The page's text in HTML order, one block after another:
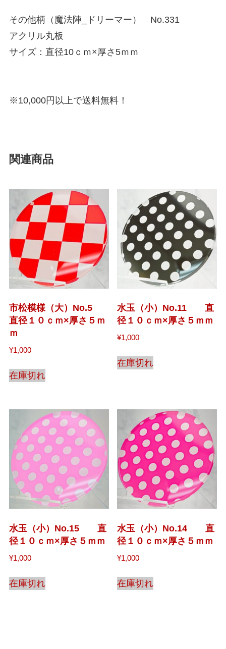
その他柄（魔法陣_ドリーマー） No.331
アクリル丸板
サイズ：直径10ｃｍ×厚さ5ｍｍ
※10,000円以上で送料無料！
関連商品
市松模様（大）No.5
直径１０ｃｍ×厚さ５ｍ
ｍ
¥1,000
在庫切れ
水玉（小）No.11 直
径１０ｃｍ×厚さ５ｍｍ
¥1,000
在庫切れ
水玉（小）No.15 直
径１０ｃｍ×厚さ５ｍｍ
¥1,000
在庫切れ
水玉（小）No.14 直
径１０ｃｍ×厚さ５ｍｍ
¥1,000
在庫切れ